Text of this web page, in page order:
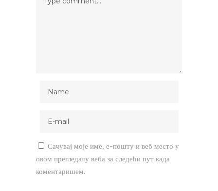
Сачувај моје име, е-пошту и веб место у
овом прегледачу веба за следећи пут када
коментаришем.